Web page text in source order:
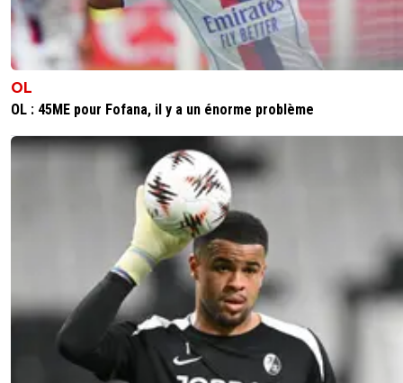
OL
OL : 45ME pour Fofana, il y a un énorme problème